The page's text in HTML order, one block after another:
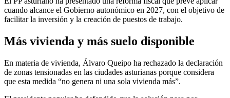
cuando alcance el Gobierno autonómico en 2027, con el objetivo de
facilitar la inversión y la creación de puestos de trabajo.
Más vivienda y más suelo disponible
En materia de vivienda, Álvaro Queipo ha rechazado la declaración
de zonas tensionadas en las ciudades asturianas porque considera
que esta medida “no genera ni una sola vivienda más”.